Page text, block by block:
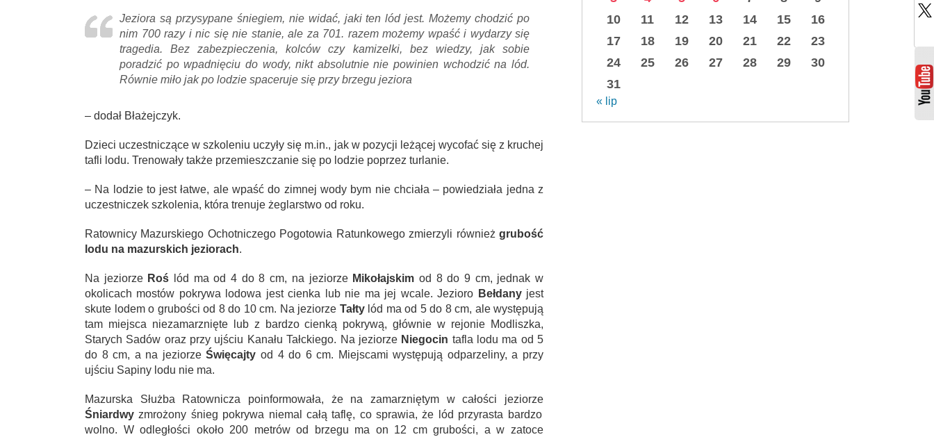
Jeziora są przysypane śniegiem, nie widać, jaki ten lód jest. Możemy chodzić po
nim 700 razy i nic się nie stanie, ale za 701. razem możemy wpaść i wydarzy się
tragedia. Bez zabezpieczenia, kolców czy kamizelki, bez wiedzy, jak sobie
poradzić po wpadnięciu do wody, nikt absolutnie nie powinien wchodzić na lód.
Równie miło jak po lodzie spaceruje się przy brzegu jeziora
– dodał Błażejczyk.
Dzieci uczestniczące w szkoleniu uczyły się m.in., jak w pozycji leżącej wycofać się z kruchej
tafli lodu. Trenowały także przemieszczanie się po lodzie poprzez turlanie.
– Na lodzie to jest łatwe, ale wpaść do zimnej wody bym nie chciała – powiedziała jedna z
uczestniczek szkolenia, która trenuje żeglarstwo od roku.
Ratownicy Mazurskiego Ochotniczego Pogotowia Ratunkowego zmierzyli również grubość
lodu na mazurskich jeziorach.
Na jeziorze Roś lód ma od 4 do 8 cm, na jeziorze Mikołajskim od 8 do 9 cm, jednak w
okolicach mostów pokrywa lodowa jest cienka lub nie ma jej wcale. Jezioro Bełdanyjest
skute lodem o grubości od 8 do 10 cm. Na jeziorze Tałtylód ma od 5 do 8 cm, ale występują
tam miejsca niezamarznięte lub z bardzo cienką pokrywą, głównie w rejonie Modliszka,
Starych Sadów oraz przy ujściu Kanału Tałckiego. Na jeziorze Niegocin tafla lodu ma od 5
do 8 cm, a na jeziorzeŚwięcajty od 4 do 6 cm. Miejscami występują odparzeliny, a przy
ujściu Sapiny lodu nie ma.
Mazurska Służba Ratownicza poinformowała, że na zamarzniętym w całości jeziorze
Śniardwy zmrożony śnieg pokrywa niemal całą taflę, co sprawia, że lód przyrasta bardzo
wolno. W odległości około 200 metrów od brzegu ma on 12 cm grubości, a w zatoce
10
11 12 13 14 15
16
17
18 19 20 21 22
23
24
25 26 27 28 29
30
31
« lip